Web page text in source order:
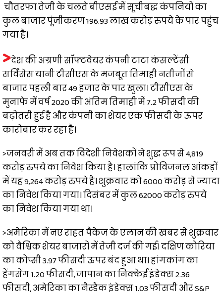
चौतरफा तेजी के चलते बीएसई में सूचीबद्ध कंपनियों का
कुल बाजार पूंजीकरण 196.93 लाख करोड़ रुपये के पार पहुंच
गया है।
>देश की अग्रणी सॉफ्टवेयर कंपनी टाटा कंसल्टेंसी
सर्विसेस यानी टीसीएस के मजबूत तिमाही नतीजों से
बाजार पहली बार 49 हजार के पार खुला। टीसीएस के
मुनाफे में वर्ष 2020 की अंतिम तिमाही में 7.2 फीसदी की
बढ़ोतरी हुई है और कंपनी का शेयर एक फीसदी के ऊपर
कारोबार कर रहा है।
>जनवरी में अब तक विदेशी निवेशकों ने शुद्ध रूप से 4,819
करोड़ रुपये का निवेश किया है। हालांकि प्रोविजनल आंकड़ों
में यह 9,264 करोड़ रुपये है। शुक्रवार को 6000 करोड़ से ज्यादा
का निवेश किया गया। दिसंबर में कुल 62000 करोड़ रुपये
का निवेश किया गया था।
>अमेरिका में नए राहत पैकेज के एलान की खबर से शुक्रवार
को वैश्विक शेयर बाजारों में तेजी दर्ज की गई। दक्षिण कोरिया
का कोप्सी 3.97 फीसदी ऊपर बंद हुआ था। हांगकांग का
हेंगसेंग 1.20 फीसदी, जापान का निक्केई इंडेक्स 2.36
फीसदी, अमेरिका का नैस्डैक इंडेक्स 1.03 फीसदी और S&P